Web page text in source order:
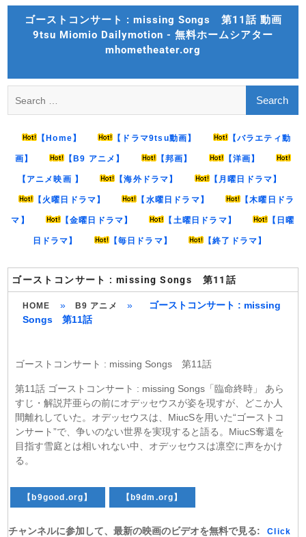
Skip
ゴーストコンサート : missing Songs 第11話 動画
9tsu Miomio Dailymotion - 無料ホームシアター
mhometheater.org
for:
【Home】 【ドラマ9tsu動画】 【バラエティ動
画】 【B9 アニメ】 【邦画】 【洋画】
【アニメ映画 】 【海外ドラマ】 【月曜日ドラマ】
【火曜日ドラマ】 【水曜日ドラマ】 【木曜日ドラ
マ】 【金曜日ドラマ】 【土曜日ドラマ】 【日曜
日ドラマ】 【毎日ドラマ】 【終了ドラマ】
ゴーストコンサート : missing Songs 第11話
HOME » B9 アニメ »
ゴーストコンサート : missing
Songs 第11話
ゴーストコンサート : missing Songs 第11話
第11話 ゴーストコンサート : missing Songs「臨命終時」 あら
すじ・解説芹亜らの前にオデッセウスが姿を現すが、どこか人
間離れしていた。オデッセウスは、MiucSを用いた“ゴーストコ
ンサート”で、争いのない世界を実現すると語る。MiucS奪還を
目指す雪庭とは相いれない中、オデッセウスは凛空に声をかけ
る。
【b9good.org】 【b9dm.org】
チャンネルに参加して、最新の映画のビデオを無料で見る:
Click